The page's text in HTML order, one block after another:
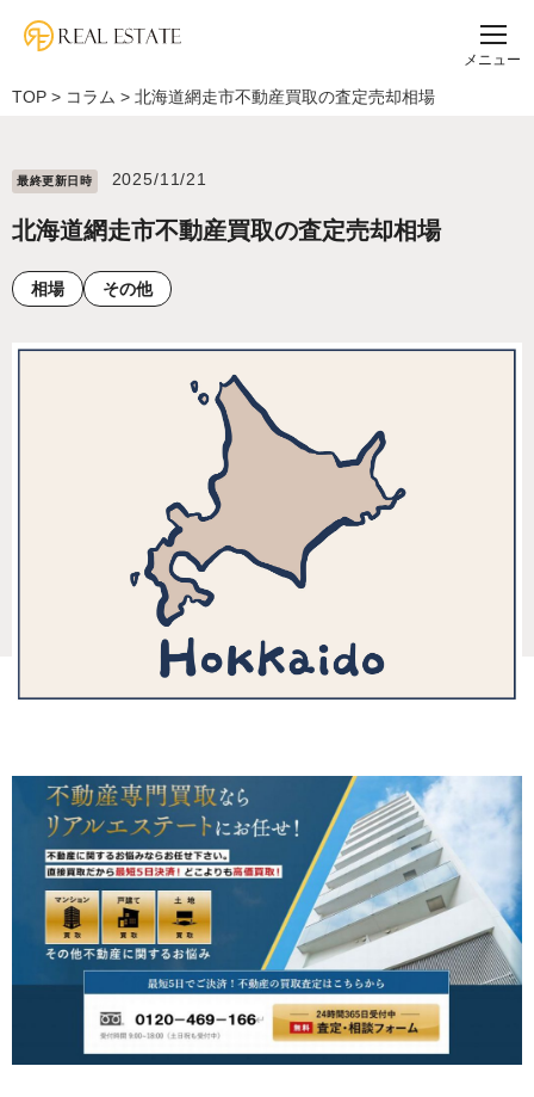
メニュー
TOP > コラム > 北海道網走市不動産買取の査定売却相場
最終更新⽇時 2025/11/21
北海道網走市不動産買取の査定売却相場
相場 その他